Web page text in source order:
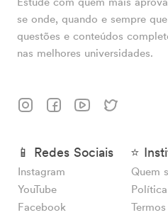
se onde, quando e sempre
questões e conteúdos
nas melhores universidades.
📱 Redes Sociais
Instagram
YouTube
Facebook
⭐
Quem